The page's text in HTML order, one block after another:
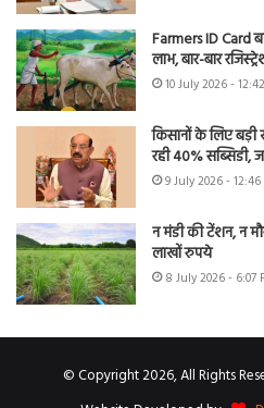
Farmers ID Card
लाभ, बार-बार
10 July 2026 -
किसानों के लिए
रही 40% सब्सिडी,
9 July 2026 - 12:46
न मंडी की टेंशन, न
लाखों रुपये
8 July 2026 - 6:07
© Copyright 2026, All Rights